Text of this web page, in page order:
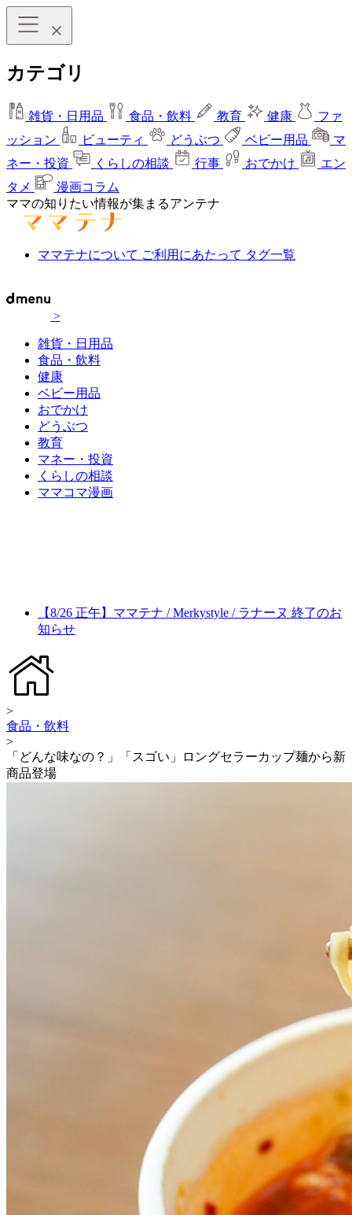
カテゴリ
雑貨・日用品 食品・飲料 教育 健康
ファ
ッション
ビューティ どうぶつ ベビー用品
マ
ネー・投資
くらしの相談 行事 おでかけ
エン
タメ
漫画コラム
ママの知りたい情報が集まるアンテナ
ママテナについて ご利用にあたって タグ一覧
>
雑貨・日用品
食品・飲料
健康
ベビー用品
おでかけ
どうぶつ
教育
マネー・投資
くらしの相談
ママコマ漫画
【8/26 正午】ママテナ / Merkystyle / ラナーヌ 終了のお
知らせ
>
食品・飲料
>
「どんな味なの？」「スゴい」ロングセラーカップ麺から新
商品登場